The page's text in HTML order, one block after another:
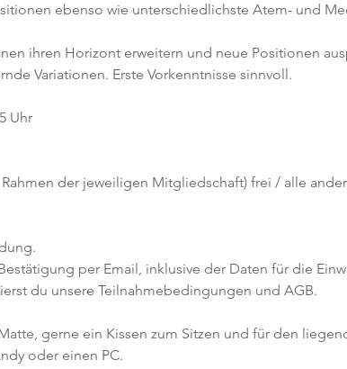
ebenso wie unterschiedlichste Atem- und
ihren Horizont erweitern und neue Positionen
Variationen. Erste Vorkenntnisse sinnvoll.
Uhr
der jeweiligen Mitgliedschaft) frei / alle
per Email, inklusive der Daten für die
du unsere Teilnahmebedingungen und AGB.
gerne ein Kissen zum Sitzen und für den
oder einen PC.